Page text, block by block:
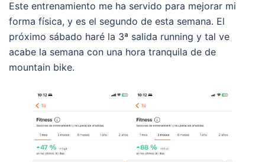
Este entrenamiento me ha servido para mejorar mi
forma física, y es el segundo de esta semana. El
próximo sábado haré la 3ª salida running y tal ve
acabe la semana con una hora tranquila de de
mountain bike.